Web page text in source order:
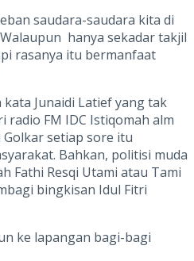
saudara-saudara kita di
hanya sekadar takjil
rasanya itu bermanfaat
Junaidi Latief yang tak
radio FM IDC Istiqomah alm
setiap sore itu
Bahkan, politisi muda
Fathi Resqi Utami atau Tami
bingkisan Idul Fitri
ke lapangan bagi-bagi